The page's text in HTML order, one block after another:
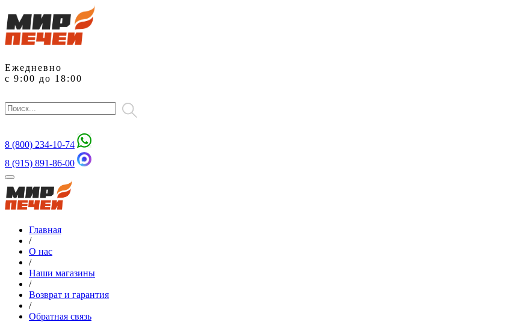
Ежедневно
с 9:00 до 18:00
8 (800) 234-10-74
8 (915) 891-86-00
Главная
/
О нас
/
Наши магазины
/
Возврат и гарантия
/
Обратная связь